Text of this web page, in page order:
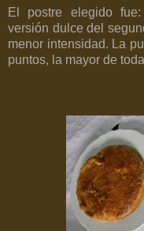
El postre elegido fue:
versión dulce del
menor intensidad. La
puntos, la mayor de